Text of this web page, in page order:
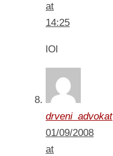
at
14:25
lOl
drveni_advokat
01/09/2008
at